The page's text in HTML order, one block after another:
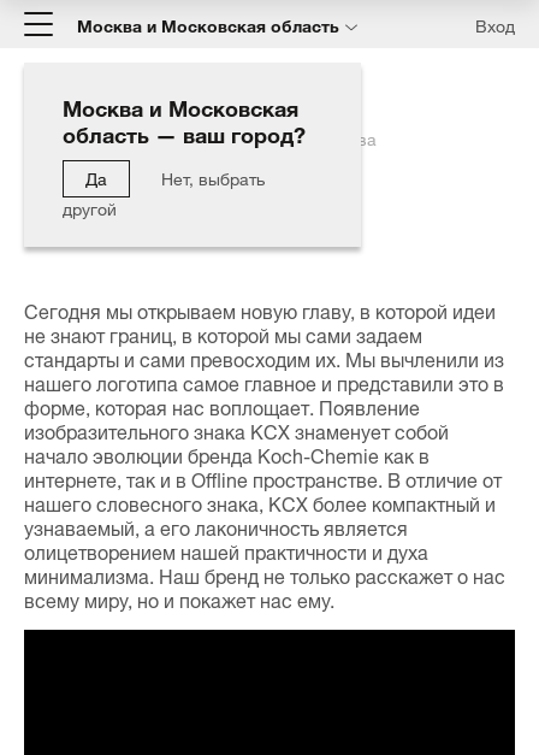
Москва и Московская область
Москва и Московская
область — ваш город?
Да
Нет, выбрать
другой
Вход
Главная Блог KochChemie - Новая глава
Сегодня мы открываем новую главу, в которой идеи
не знают границ, в которой мы сами задаем
стандарты и сами превосходим их. Мы вычленили из
нашего логотипа самое главное и представили это в
форме, которая нас воплощает. Появление
изобразительного знака KCX знаменует собой
начало эволюции бренда Koch-Chemie как в
интернете, так и в Offline пространстве. В отличие от
нашего словесного знака, KCX более компактный и
узнаваемый, а его лаконичность является
олицетворением нашей практичности и духа
минимализма. Наш бренд не только расскажет о нас
всему миру, но и покажет нас ему.
KochChemie - Новая глава
26.02.2021